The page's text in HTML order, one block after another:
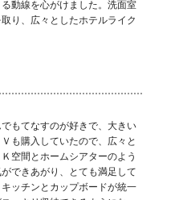
動線を心がけました。洗面室
り、広々としたホテルライク
でもてなすのが好きで、大きい
も購入していたので、広々と
空間とホームシアターのよう
できあがり、とても満足して
ッチンとカップボードが統一